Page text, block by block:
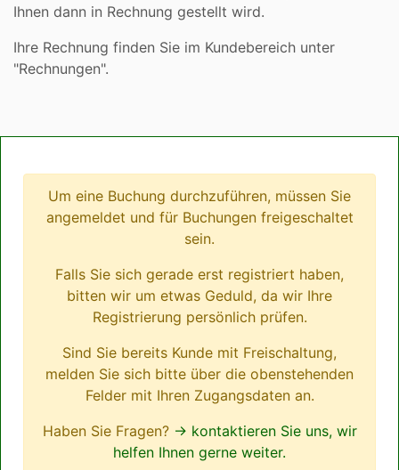
Ihnen dann in Rechnung gestellt wird.
Ihre Rechnung finden Sie im Kundebereich unter
"Rechnungen".
Um eine Buchung durchzuführen, müssen Sie
angemeldet und für Buchungen freigeschaltet
sein.
Falls Sie sich gerade erst registriert haben,
bitten wir um etwas Geduld, da wir Ihre
Registrierung persönlich prüfen.
Sind Sie bereits Kunde mit Freischaltung,
melden Sie sich bitte über die obenstehenden
Felder mit Ihren Zugangsdaten an.
Haben Sie Fragen? → kontaktieren Sie uns, wir
helfen Ihnen gerne weiter.